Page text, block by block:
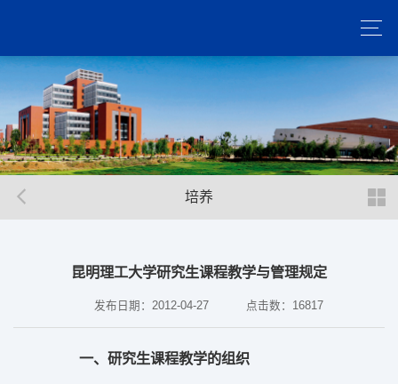
培养
昆明理工大学研究生课程教学与管理规定
发布日期：2012-04-27 点击数： 16817
一、研究生课程教学的组织